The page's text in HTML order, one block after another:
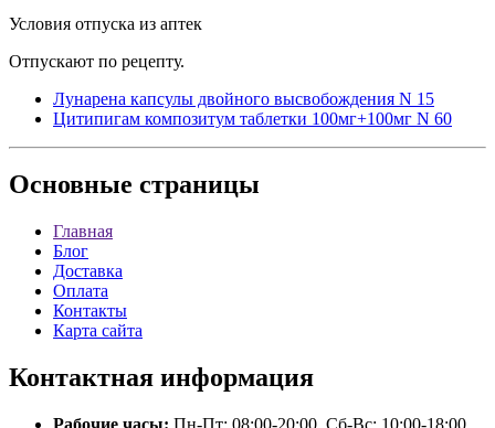
Условия отпуска из аптек
Отпускают по рецепту.
Лунарена капсулы двойного высвобождения N 15
Цитипигам композитум таблетки 100мг+100мг N 60
Основные страницы
Главная
Блог
Доставка
Оплата
Контакты
Карта сайта
Контактная информация